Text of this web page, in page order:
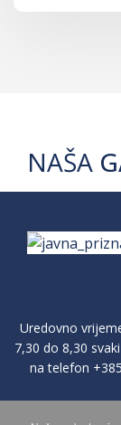
NAŠA
Uredovno
7,30 do 8,30
na telefon